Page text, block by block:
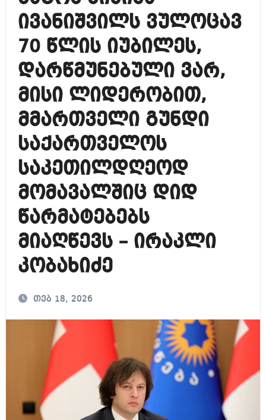
ივანიშვილს ვულოცავ
70 წლის იუბილეს,
დარწმუნებული ვარ,
მისი ლიდერობით,
მმართველი გუნდი
საქართველოს
საკეთილდღეოდ
მომავალშიც დიდ
წარმატებებს
მიაღწევს – ირაკლი
კობახიძე
თებ 18, 2026